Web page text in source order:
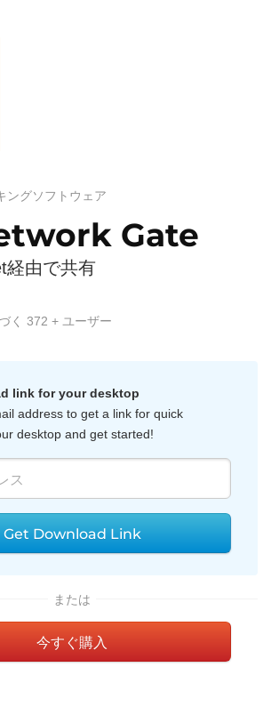
ングソフトウェア
Gate
経由で共有
く 372 + ユーザー
link for your desktop
address to get a link for quick
desktop and get started!
Get Download Link
または
今すぐ購入